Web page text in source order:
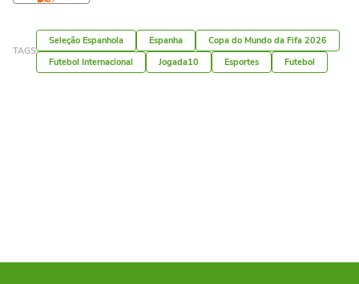
TAGS
Seleção Espanhola Espanha
Copa do Mundo da Fifa 2026
Futebol Internacional
Jogada10 Esportes Futebol